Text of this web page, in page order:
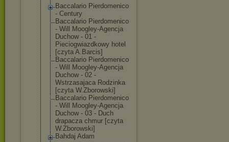
Baccalario Pierdomenico
- Century
Baccalario Pierdomenico
- Will Moogley-Agencja
Duchow - 01 -
Pieciogwiazdkowy hotel
[czyta A.Barcis]
Baccalario Pierdomenico
- Will Moogley-Agencja
Duchow - 02 -
Wstrzasajaca Rodzinka
[czyta W.Zborowski]
Baccalario Pierdomenico
- Will Moogley-Agencja
Duchow - 03 - Duch
drapacza chmur [czyta
W.Zborowski]
Bahdaj Adam